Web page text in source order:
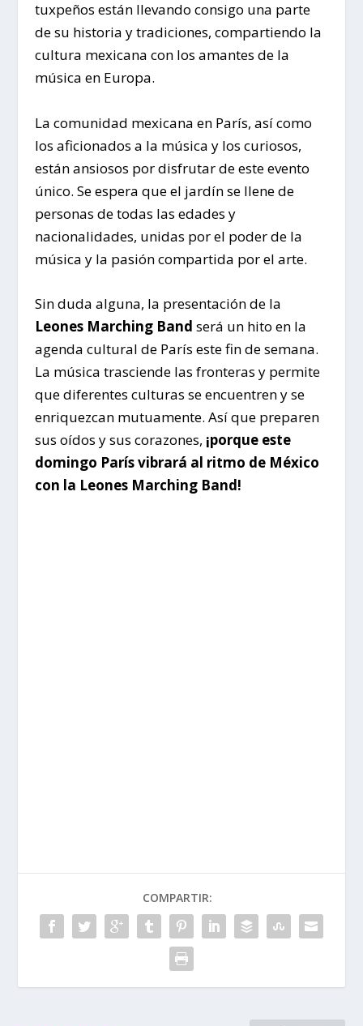
tuxpeños están llevando consigo una parte
de su historia y tradiciones, compartiendo la
cultura mexicana con los amantes de la
música en Europa.
La comunidad mexicana en París, así como
los aficionados a la música y los curiosos,
están ansiosos por disfrutar de este evento
único. Se espera que el jardín se llene de
personas de todas las edades y
nacionalidades, unidas por el poder de la
música y la pasión compartida por el arte.
Sin duda alguna, la presentación de la
Leones Marching Band será un hito en la
agenda cultural de París este fin de semana.
La música trasciende las fronteras y permite
que diferentes culturas se encuentren y se
enriquezcan mutuamente. Así que preparen
sus oídos y sus corazones, ¡porque este
domingo París vibrará al ritmo de México
con la Leones Marching Band!
COMPARTIR: